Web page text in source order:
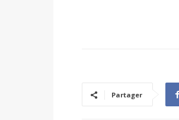
Partager